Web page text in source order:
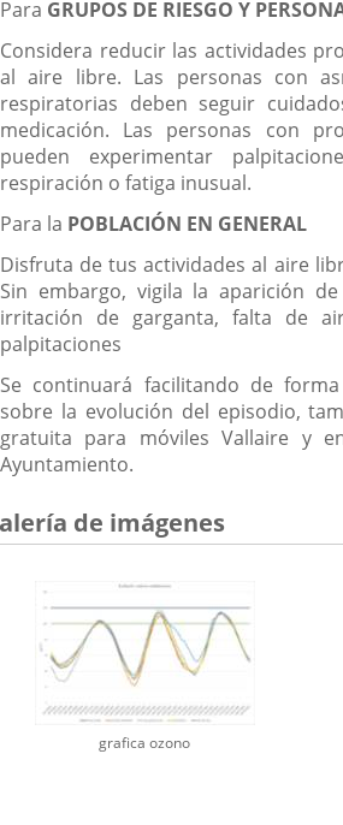
Para GRUPOS DE RIESGO Y
Considera reducir las actividades
al aire libre. Las personas con
respiratorias deben seguir
medicación. Las personas con
pueden experimentar
respiración o fatiga inusual.
Para la POBLACIÓN EN GENERAL
Disfruta de tus actividades al aire
Sin embargo, vigila la aparición
irritación de garganta, falta de
palpitaciones
Se continuará facilitando de
sobre la evolución del episodio,
gratuita para móviles Vallaire y
Ayuntamiento.
de imágenes
grafica ozono